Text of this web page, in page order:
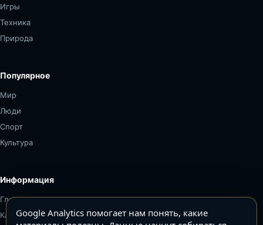
Игры
Техника
Природа
Популярное
Мир
Люди
Спорт
Культура
Информация
Главная
Карта сайта
Google Analytics помогает нам понять, какие